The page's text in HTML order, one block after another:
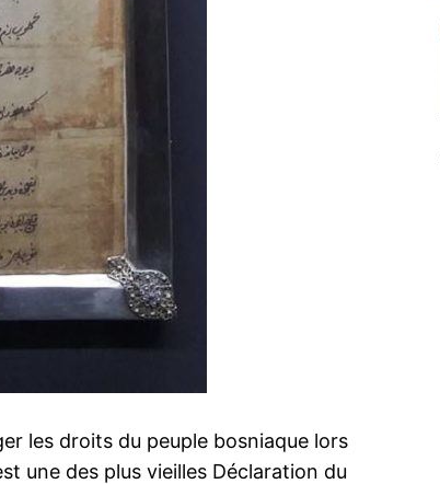
les droits du peuple bosniaque lors
une des plus vieilles Déclaration du